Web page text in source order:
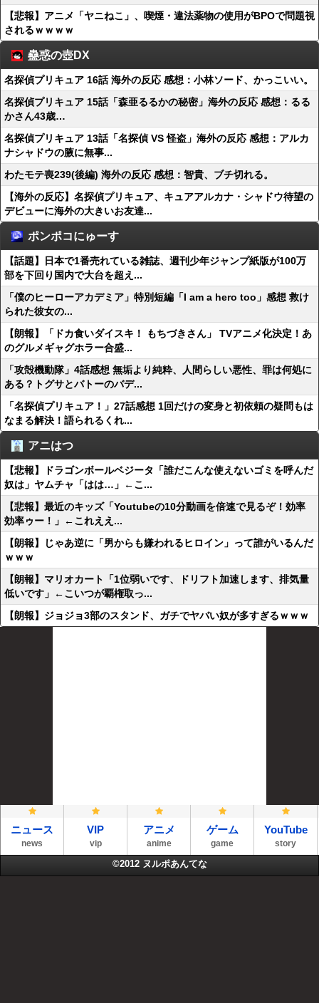
【悲報】アニメ「ヤニねこ」、喫煙・違法薬物の使用がBPOで問題視
されるｗｗｗｗ
蠱惑の壺DX
名探偵プリキュア 16話 海外の反応 感想：小林ソード、かっこいい。
名探偵プリキュア 15話「森亜るるかの秘密」海外の反応 感想：るる
かさん43歳…
名探偵プリキュア 13話「名探偵 VS 怪盗」海外の反応 感想：アルカ
ナシャドウの腋に無事...
わたモテ喪239(後編) 海外の反応 感想：智貴、ブチ切れる。
【海外の反応】名探偵プリキュア、キュアアルカナ・シャドウ待望の
デビューに海外の大きいお友達...
ポンポコにゅーす
【話題】日本で1番売れている雑誌、週刊少年ジャンプ紙版が100万
部を下回り国内で大台を超え...
「僕のヒーローアカデミア」特別短編「I am a hero too」感想 救け
られた彼女の...
【朗報】「ドカ食いダイスキ！ もちづきさん」 TVアニメ化決定！あ
のグルメギャグホラー合盛...
「攻殻機動隊」4話感想 無垢より純粋、人間らしい悪性、罪は何処に
ある？トグサとバトーのバデ...
「名探偵プリキュア！」27話感想 1回だけの変身と初依頼の疑問もは
なまる解決！語られるくれ...
アニはつ
【悲報】ドラゴンボールベジータ「誰だこんな使えないゴミを呼んだ
奴は」ヤムチャ「はは…」←こ...
【悲報】最近のキッズ「Youtubeの10分動画を倍速で見るぞ！効率
効率ゥー！」←これええ...
【朗報】じゃあ逆に「男からも嫌われるヒロイン」って誰がいるんだ
ｗｗｗ
【朗報】マリオカート「1位弱いです、ドリフト加速します、排気量
低いです」←こいつが覇権取っ...
【朗報】ジョジョ3部のスタンド、ガチでヤバい奴が多すぎるｗｗｗ
ニュース
news
VIP
vip
アニメ
anime
ゲーム
game
YouTube
story
©2012 ヌルポあんてな